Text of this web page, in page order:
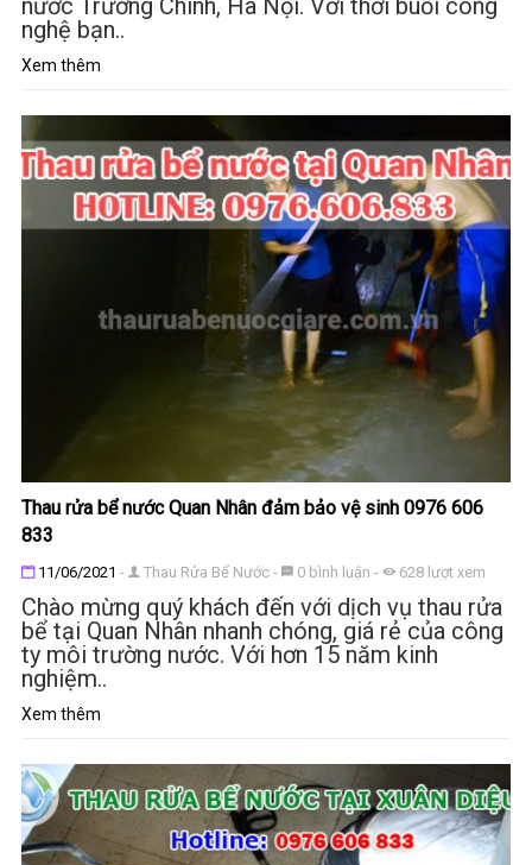
nước Trường Chinh, Hà Nội. Với thời buổi công
nghệ bạn..
Xem thêm
Thau rửa bể nước Quan Nhân đảm bảo vệ sinh 0976 606
833
Đăng ngày
11/06/2021 - Thau Rửa Bể Nước - 0 bình luận - 628 lượt xem
Chào mừng quý khách đến với dịch vụ thau rửa
bể tại Quan Nhân nhanh chóng, giá rẻ của công
ty môi trường nước. Với hơn 15 năm kinh
nghiệm..
Xem thêm